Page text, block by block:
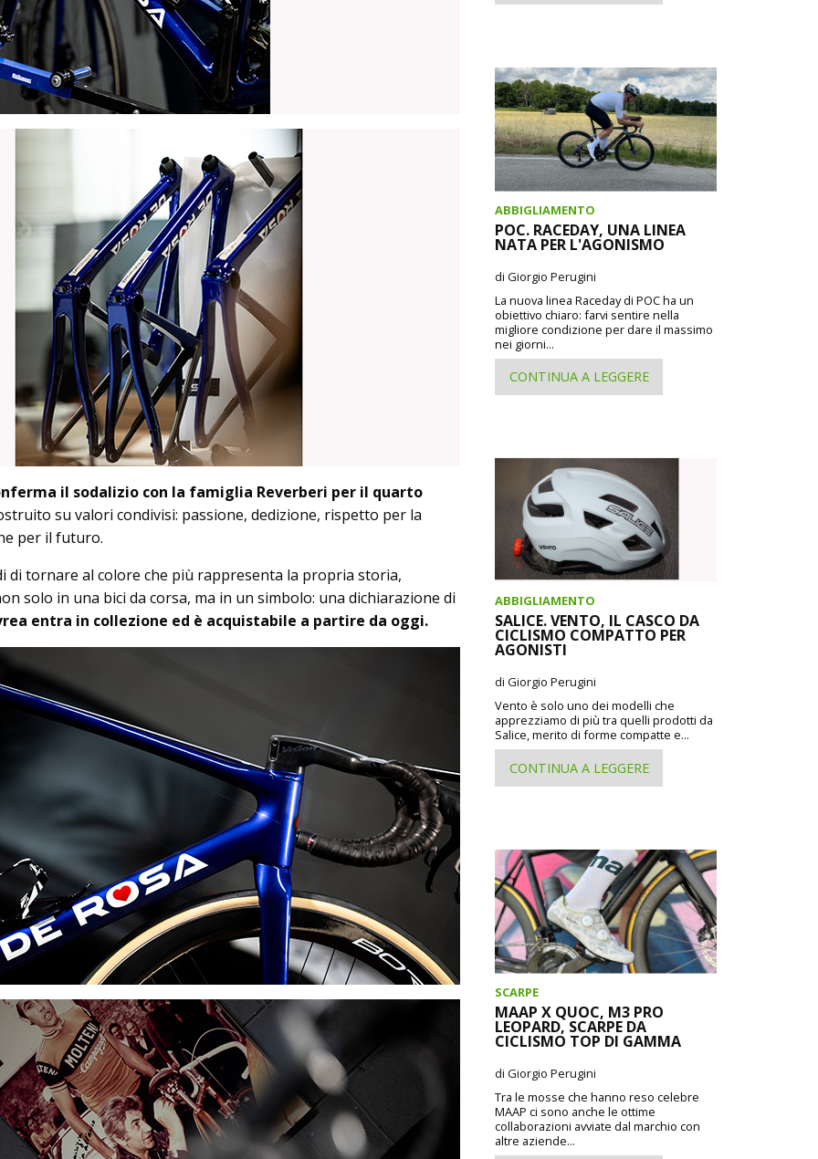
il sodalizio con la famiglia Reverberi per il quarto
su valori condivisi: passione, dedizione, rispetto per la
per il futuro.
di tornare al colore che più rappresenta la propria storia,
solo in una bici da corsa, ma in un simbolo: una dichiarazione di
entra in collezione ed è acquistabile a partire da oggi.
ABBIGLIAMENTO
POC. RACEDAY, UNA LINEA
NATA PER L'AGONISMO
di Giorgio Perugini
La nuova linea Raceday di POC ha un
obiettivo chiaro: farvi sentire nella
migliore condizione per dare il massimo
nei giorni...
CONTINUA A LEGGERE
ABBIGLIAMENTO
SALICE. VENTO, IL CASCO DA
CICLISMO COMPATTO PER
AGONISTI
di Giorgio Perugini
Vento è solo uno dei modelli che
apprezziamo di più tra quelli prodotti da
Salice, merito di forme compatte e...
CONTINUA A LEGGERE
SCARPE
MAAP X QUOC, M3 PRO
LEOPARD, SCARPE DA
CICLISMO TOP DI GAMMA
di Giorgio Perugini
Tra le mosse che hanno reso celebre
MAAP ci sono anche le ottime
collaborazioni avviate dal marchio con
altre aziende...